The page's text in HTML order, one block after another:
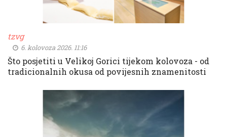
tzvg
6. kolovoza 2026. 11:16
Što posjetiti u Velikoj Gorici tijekom kolovoza - od
tradicionalnih okusa od povijesnih znamenitosti